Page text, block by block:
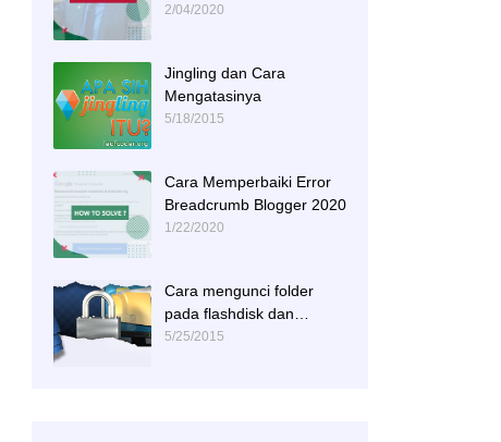
Menginspirasi
2/04/2020
Jingling dan Cara
Mengatasinya
5/18/2015
Cara Memperbaiki Error
Breadcrumb Blogger 2020
1/22/2020
Cara mengunci folder
pada flashdisk dan
hardisk
5/25/2015